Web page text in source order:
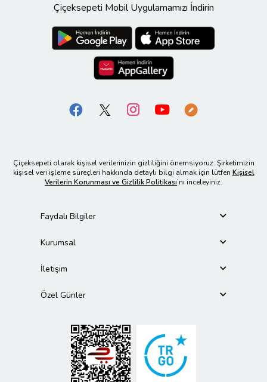
Çiçeksepeti Mobil Uygulamamızı İndirin
Çiçeksepeti olarak kişisel verilerinizin gizliliğini önemsiyoruz. Şirketimizin
kişisel veri işleme süreçleri hakkında detaylı bilgi almak için lütfen Kişisel
Verilerin Korunması ve Gizlilik Politikası’nı inceleyiniz.
Faydalı Bilgiler
Kurumsal
İletişim
Özel Günler